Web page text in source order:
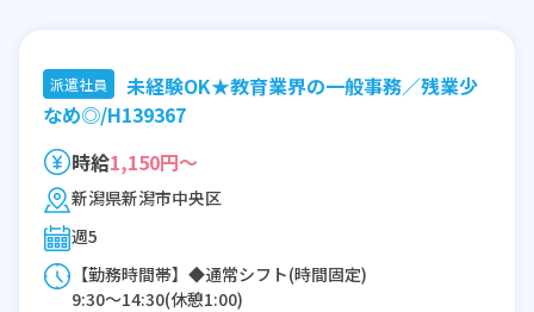
派遣社員
未経験OK★教育業界の一般事務／残業少
なめ◎/H139367
時給1,150円～
新潟県新潟市中央区
週5
【勤務時間帯】◆通常シフト(時間固定)
9:30〜14:30(休憩1:00)